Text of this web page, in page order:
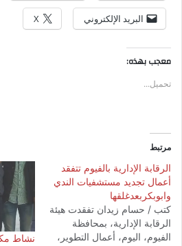
البريد الإلكتروني X
معجب بهذه:
تحميل...
مرتبط
الرقابة الإدارية بالفيوم تتفقد
أعمال تجديد مستشفيات الندي
وابوبكربعدغلقها
كتب / حسام زيدان تفقدت هيئة
الرقابة الإدارية، بمحافظة
الفيوم، اليوم، أعمال التطوير،
نشاط